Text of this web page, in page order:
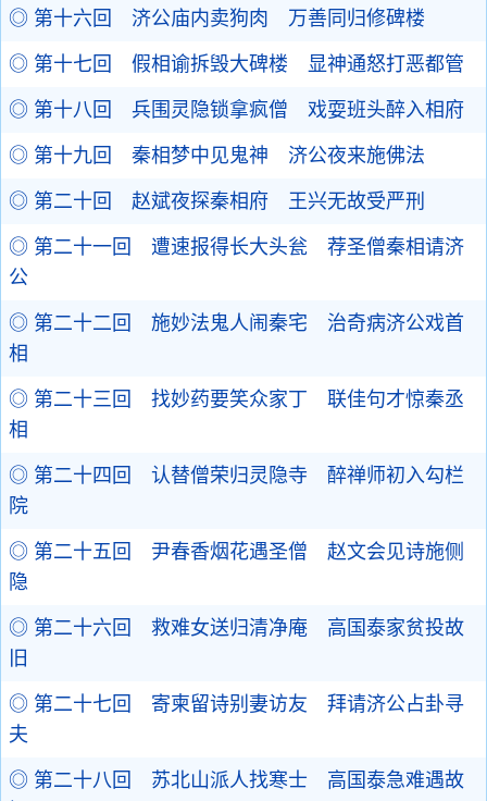
◎ 第十六回 济公庙内卖狗肉 万善同归修碑楼
◎ 第十七回 假相谕拆毁大碑楼 显神通怒打恶都管
◎ 第十八回 兵围灵隐锁拿疯僧 戏耍班头醉入相府
◎ 第十九回 秦相梦中见鬼神 济公夜来施佛法
◎ 第二十回 赵斌夜探秦相府 王兴无故受严刑
◎ 第二十一回 遭速报得长大头瓮 荐圣僧秦相请济
公
◎ 第二十二回 施妙法鬼人闹秦宅 治奇病济公戏首
相
◎ 第二十三回 找妙药要笑众家丁 联佳句才惊秦丞
相
◎ 第二十四回 认替僧荣归灵隐寺 醉禅师初入勾栏
院
◎ 第二十五回 尹春香烟花遇圣僧 赵文会见诗施侧
隐
◎ 第二十六回 救难女送归清净庵 高国泰家贫投故
旧
◎ 第二十七回 寄柬留诗别妻访友 拜请济公占卦寻
夫
◎ 第二十八回 苏北山派人找寒士 高国泰急难遇故